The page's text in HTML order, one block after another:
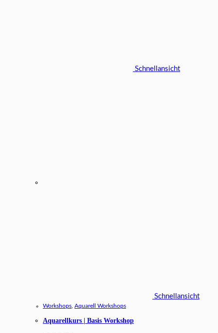
Schnellansicht
Schnellansicht
Workshops Aquarell Workshops
Aquarellkurs | Basis Workshop